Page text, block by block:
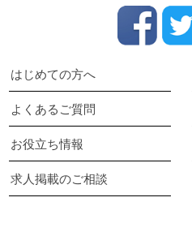
はじめての方へ
よくあるご質問
お役立ち情報
求人掲載のご相談